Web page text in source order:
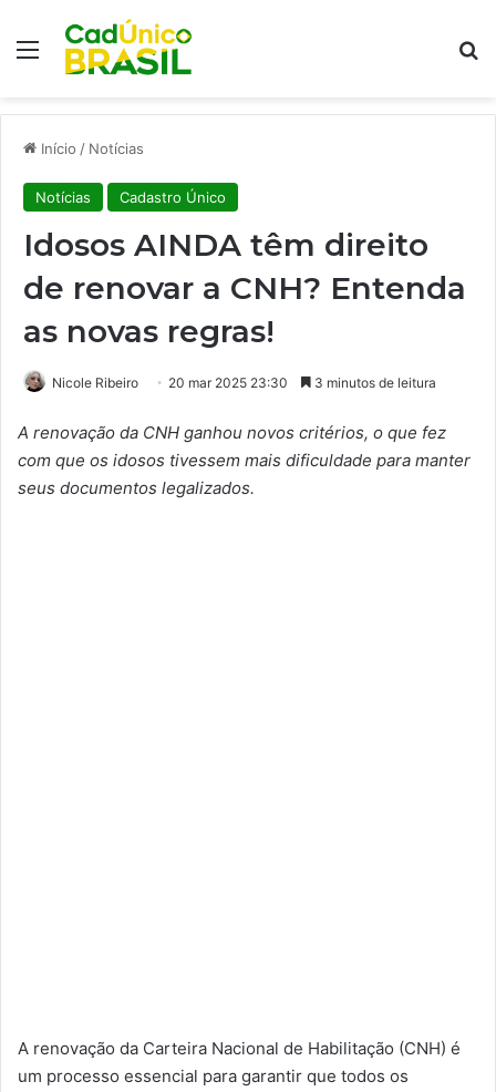
Menu
Início / Notícias
Notícias Cadastro Único
Idosos AINDA têm direito
de renovar a CNH? Entenda
as novas regras!
Nicole Ribeiro 20 mar 2025 23:30 3 minutos de leitura
A renovação da CNH ganhou novos critérios, o que fez
com que os idosos tivessem mais dificuldade para manter
seus documentos legalizados.
A renovação da Carteira Nacional de Habilitação (CNH) é
um processo essencial para garantir que todos os